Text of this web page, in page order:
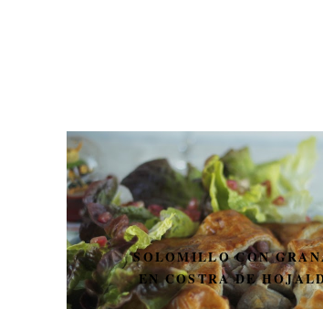
SOLOMILLO CON GRANADA
EN COSTRA DE HOJALDRE